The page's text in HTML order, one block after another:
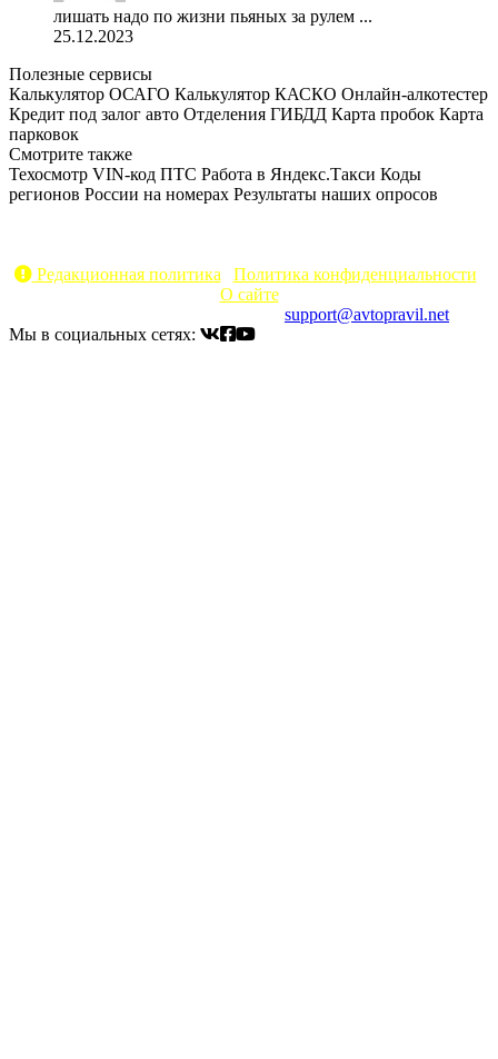
лишать надо по жизни пьяных за рулем ...
25.12.2023
Полезные сервисы
Калькулятор ОСАГО Калькулятор КАСКО Онлайн-алкотестер
Кредит под залог авто Отделения ГИБДД Карта пробок Карта
парковок
Смотрите также
Техосмотр VIN-код ПТС Работа в Яндекс.Такси Коды
регионов России на номерах Результаты наших опросов
Редакционная политика
Политика конфиденциальности
О сайте
support@avtopravil.net
Мы в социальных сетях: